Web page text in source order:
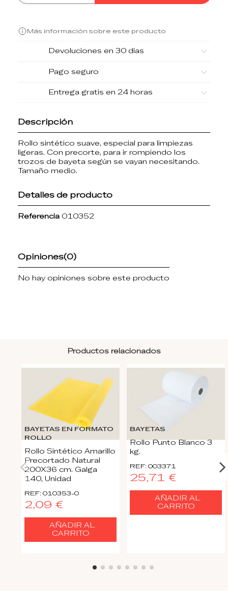
Más información sobre este producto
Devoluciones en 30 días
Pago seguro
Entrega gratis en 24 horas
Descripción
Rollo sintético suave, especial para limpiezas
ligeras. Con precorte, para ir rompiendo los
trozos de bayeta según se vayan necesitando.
Tamaño medio.
Detalles de producto
Referencia 010352
Opiniones(0)
No hay opiniones sobre este producto
Productos relacionados
BAYETAS EN FORMATO
ROLLO
Rollo Sintético Amarillo
Precortado Natural
200X36 cm. Galga
140, Unidad
REF: 010353-0
2,09 €
AÑADIR AL
CARRITO
BAYETAS
Rollo Punto Blanco 3
kg.
REF: 003371
25,71 €
AÑADIR AL
CARRITO